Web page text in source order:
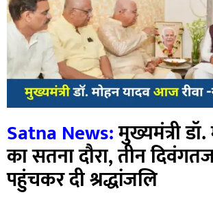
Satna News:मुख्यमंत्री
का सतना दौरा, तीन
पहुंचकर दी श्रद्धांजलि